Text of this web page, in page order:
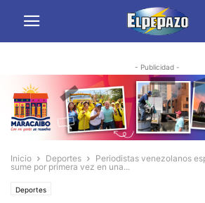
- Publicidad -
Inicio Deportes
Periodistas venezolanos
sume por primera vez en una...
Deportes